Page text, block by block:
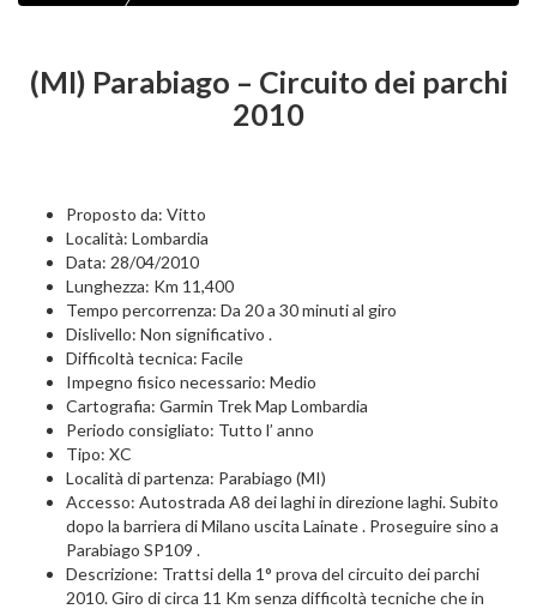
(MI) Parabiago – Circuito dei parchi
2010
Proposto da: Vitto
Località: Lombardia
Data: 28/04/2010
Lunghezza: Km 11,400
Tempo percorrenza: Da 20 a 30 minuti al giro
Dislivello: Non significativo .
Difficoltà tecnica: Facile
Impegno fisico necessario: Medio
Cartografia: Garmin Trek Map Lombardia
Periodo consigliato: Tutto l’ anno
Tipo: XC
Località di partenza: Parabiago (MI)
Accesso: Autostrada A8 dei laghi in direzione laghi. Subito
dopo la barriera di Milano uscita Lainate . Proseguire sino a
Parabiago SP109 .
Descrizione: Trattsi della 1° prova del circuito dei parchi
2010. Giro di circa 11 Km senza difficoltà tecniche che in